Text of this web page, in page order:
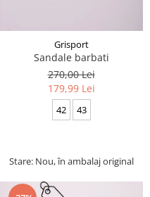
Grisport
Sandale barbati
270,00 Lei
179,99 Lei
42 43
Stare: Nou, în ambalaj original